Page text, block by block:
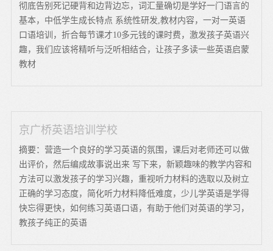
彻底告别死记硬背和边背边忘，词汇量确切是学好一门语言的
基本，中低学生成长特点 系统性研发,教材内容，一对一英语
口语培训，折合每节课才10多元钱的课时费，激发孩子英语兴
趣，我们应该将精听与泛听相结合，让孩子多读一些英语启蒙
教材
京广桥英语培训学校
摘要：营造一个良好的学习英语的氛围，课后对老师还可以做
出评价，然后编成故事说出来 写下来，新颖趣味的教学内容和
方法可以激发孩子的学习兴趣，重视听力材料的选取以及树立
正确的学习态度，简化听力材料降低难度，少儿学英语是学得
快忘得更快，如何练习英语口语，有助于他们对英语的学习，
教孩子纯正的英语